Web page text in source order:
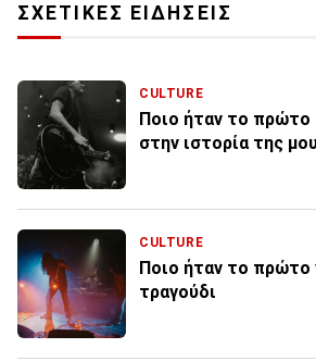
ΣΧΕΤΙΚΕΣ ΕΙΔΗΣΕΙΣ
CULTURE
Ποιο ήταν το πρώτο
στην ιστορία της
CULTURE
Ποιο ήταν το πρώτο
τραγούδι